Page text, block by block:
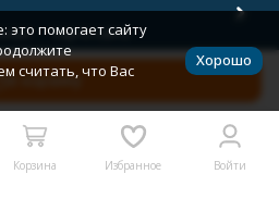
В корзину
Корзина Избранное Войти
Карта сайта
помогает сайту
считать, что Вас
Хорошо